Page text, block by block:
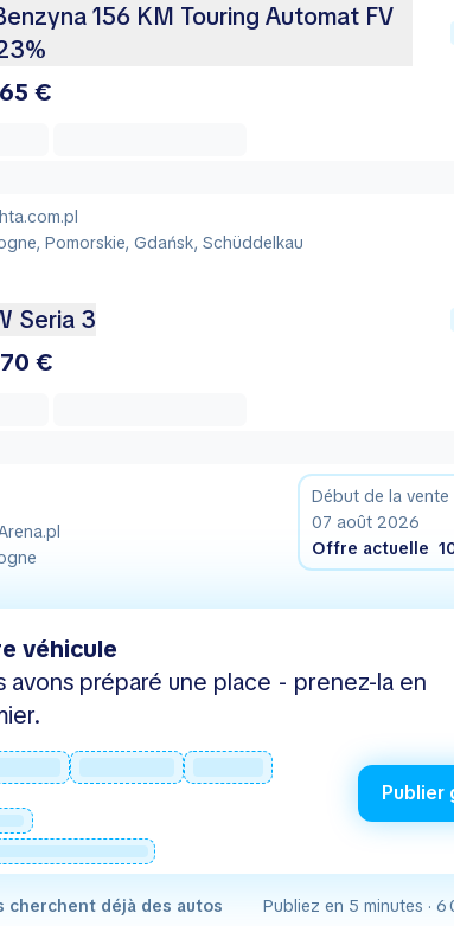
156 KM Touring Automat FV
€
Pomorskie, Gdańsk, Schüddelkau
Seria 3
€
Début de la vente
07 août 2026
Offre actuelle
véhicule
avons préparé une place - prenez-la en
Publier
cherchent déjà des autos Publiez en 5 minutes ·